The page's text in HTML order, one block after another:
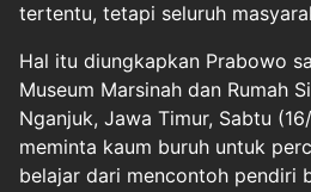
tertentu, tetapi seluruh
Hal itu diungkapkan Prabowo
Museum Marsinah dan Rumah
Nganjuk, Jawa Timur, Sabtu
meminta kaum buruh untuk
belajar dari mencontoh pendiri